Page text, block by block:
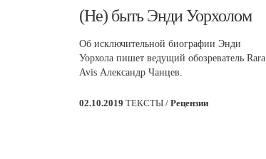
​(Не) быть Энди Уорхолом
Об исключительной биографии Энди
Уорхола пишет ведущий обозреватель Rara
Avis Александр Чанцев.
02.10.2019 ТЕКСТЫ / Рецензии